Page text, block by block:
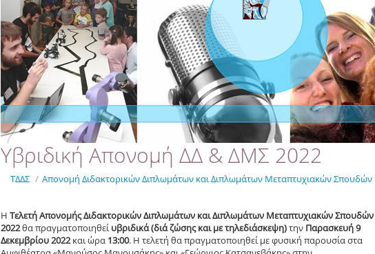
Υβριδική Απονομή ΔΔ & ΔΜΣ 2022
ΤΔΔΣ / Απονομή Διδακτορικών Διπλωμάτων και Διπλωμάτων Μεταπτυχιακών Σπουδών
Η Τελετή Aπονομής Διδακτορικών Διπλωμάτων και Διπλωμάτων Mεταπτυχιακών Σπουδών
2022θα πραγματοποιηθείυβριδικά (διά ζώσης και με τηλεδιάσκεψη)την Παρασκευή 9
Δεκεμβρίου 2022και ώρα 13:00. Η τελετή θα πραγματοποιηθεί με φυσική παρουσία στα